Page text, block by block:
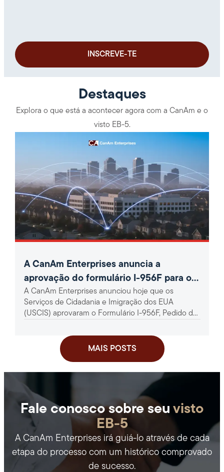
Destaques
Explora o que está a acontecer agora com a CanAm e o
visto EB-5.
A CanAm Enterprises anuncia a
aprovação do formulário I-956F para o
projeto EB-5 de banda larga rural 360
A CanAm Enterprises anunciou hoje que os
Serviços de Cidadania e Imigração dos EUA
(USCIS) aprovaram o Formulário I-956F, Pedido de
MAIS POSTS
Fale conosco sobre seu visto
EB-5
A CanAm Enterprises irá guiá-lo através de cada
etapa do processo com um histórico comprovado
de sucesso.